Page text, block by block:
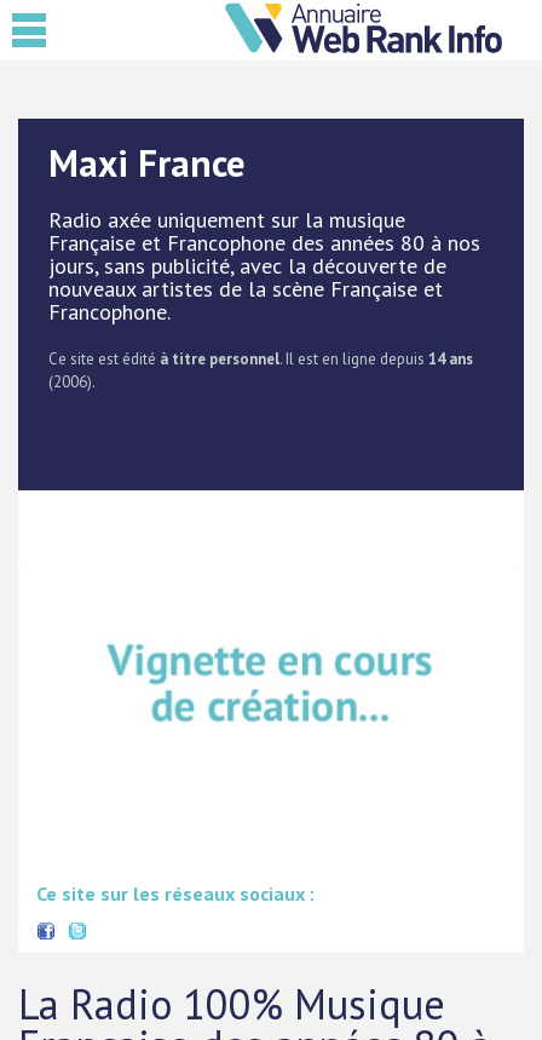
Maxi France
Radio axée uniquement sur la musique
Française et Francophone des années 80 à nos
jours, sans publicité, avec la découverte de
nouveaux artistes de la scène Française et
Francophone.
Ce site est édité à titre personnel. Il est en ligne depuis 14 ans
(2006).
Ce site sur les réseaux sociaux :
La Radio 100% Musique